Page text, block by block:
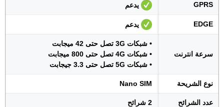
GPRS يدعم
EDGE يدعم
سرعة انترنت
• شبكات 3G تصل حتى 42 ميجابت
• شبكات 4G تصل حتى 800 ميجابت
• شبكات 5G تصل حتى 3.3 جيجابت
نوع الشريحة Nano SIM
عدد الشرائح 2 شرائح